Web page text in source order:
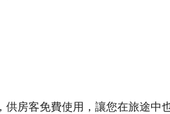
供房客免費使用，讓您在旅途中